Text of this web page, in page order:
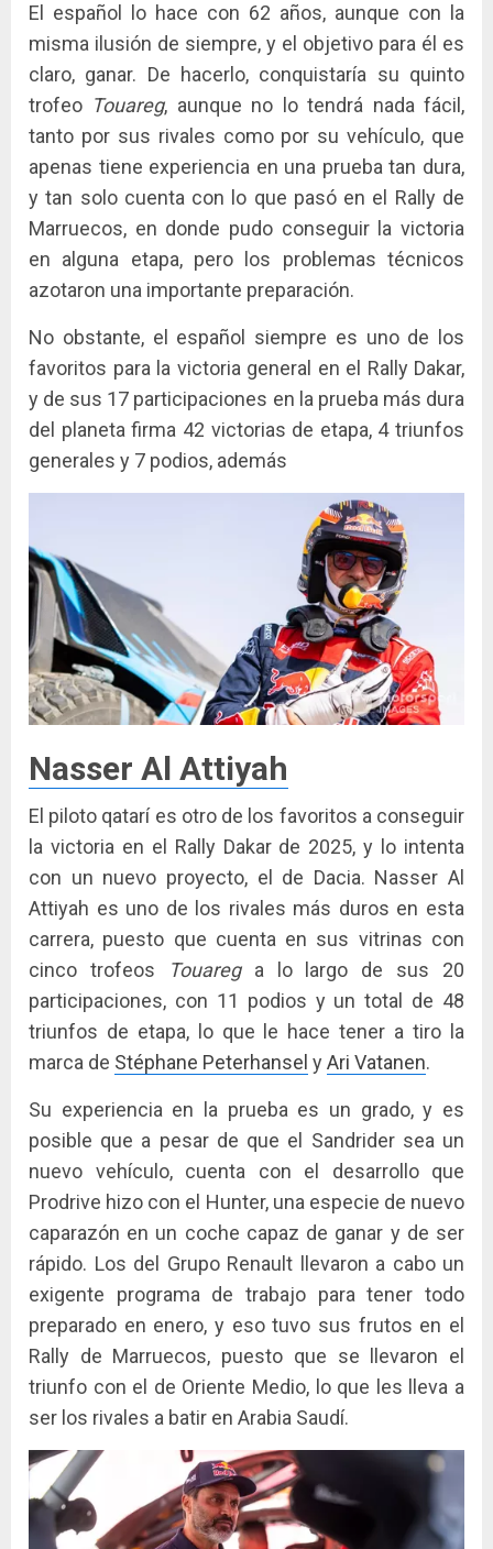
El español lo hace con 62 años, aunque con la
misma ilusión de siempre, y el objetivo para él es
claro, ganar. De hacerlo, conquistaría su quinto
trofeo Touareg, aunque no lo tendrá nada fácil,
tanto por sus rivales como por su vehículo, que
apenas tiene experiencia en una prueba tan dura,
y tan solo cuenta con lo que pasó en el Rally de
Marruecos, en donde pudo conseguir la victoria
en alguna etapa, pero los problemas técnicos
azotaron una importante preparación.
No obstante, el español siempre es uno de los
favoritos para la victoria general en el Rally Dakar,
y de sus 17 participaciones en la prueba más dura
del planeta firma 42 victorias de etapa, 4 triunfos
generales y 7 podios, además
Nasser Al Attiyah
El piloto qatarí es otro de los favoritos a conseguir
la victoria en el Rally Dakar de 2025, y lo intenta
con un nuevo proyecto, el de Dacia. Nasser Al
Attiyah es uno de los rivales más duros en esta
carrera, puesto que cuenta en sus vitrinas con
cinco trofeos
Touarega lo largo de sus 20
participaciones, con 11 podios y un total de 48
triunfos de etapa, lo que le hace tener a tiro la
marca de Stéphane Peterhansel yAri Vatanen.
Su experiencia en la prueba es un grado, y es
posible que a pesar de que el Sandrider sea un
nuevo vehículo, cuenta con el desarrollo que
Prodrive hizo con el Hunter, una especie de nuevo
caparazón en un coche capaz de ganar y de ser
rápido. Los del Grupo Renault llevaron a cabo un
exigente programa de trabajo para tener todo
preparado en enero, y eso tuvo sus frutos en el
Rally de Marruecos, puesto que se llevaron el
triunfo con el de Oriente Medio, lo que les lleva a
ser los rivales a batir en Arabia Saudí.